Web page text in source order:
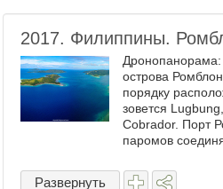
2017. Филиппины.
острова
порядку
зовется
Cobrador. Порт
паромов
остальным
Дронозакат на
Развернуть